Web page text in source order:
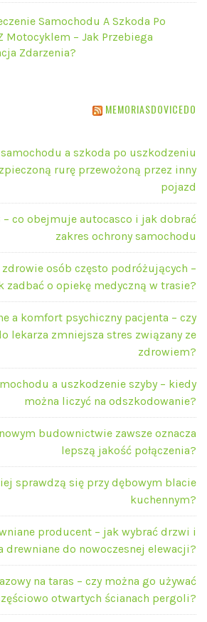
Samochodu A Szkoda Po
Motocyklem – Jak Przebiega
Zdarzenia?
MEMORIASDOVICEDO
a szkoda po uszkodzeniu
rurę przewożoną przez inny
pojazd
– co obejmuje autocasco i jak dobrać
zakres ochrony samochodu
zdrowie osób często podróżujących –
zadbać o opiekę medyczną w trasie?
a komfort psychiczny pacjenta – czy
lekarza zmniejsza stres związany ze
zdrowiem?
a uszkodzenie szyby – kiedy
można liczyć na odszkodowanie?
budownictwie zawsze oznacza
lepszą jakość połączenia?
sprawdzą się przy dębowym blacie
kuchennym?
producent – jak wybrać drzwi i
drewniane do nowoczesnej elewacji?
na taras – czy można go używać
otwartych ścianach pergoli?